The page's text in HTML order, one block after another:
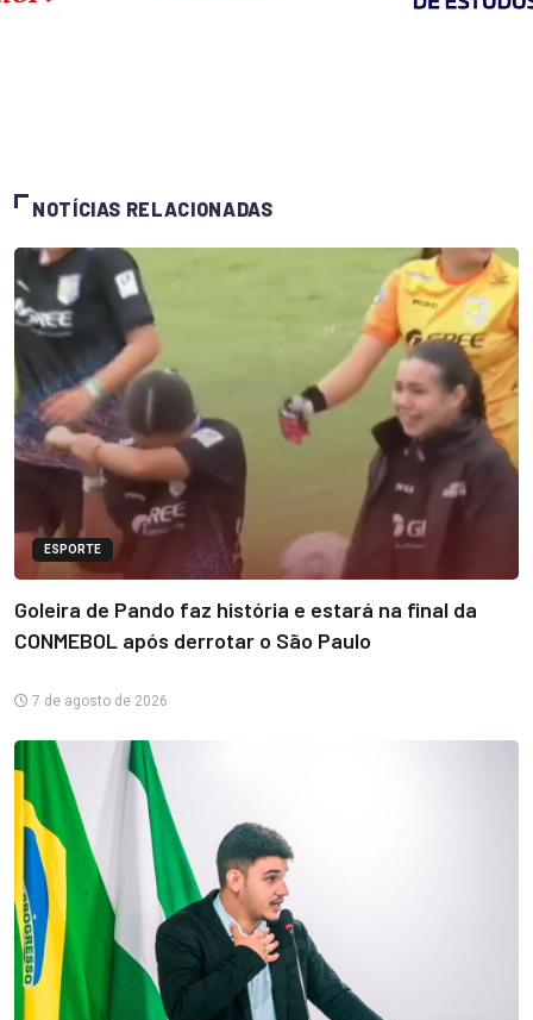
NOTÍCIAS RELACIONADAS
ESPORTE
Goleira de Pando faz história e estará na final da
CONMEBOL após derrotar o São Paulo
7 de agosto de 2026